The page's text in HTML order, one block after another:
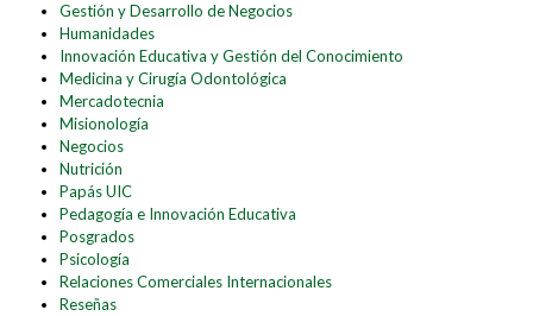
Gestión y Desarrollo de Negocios
Humanidades
Innovación Educativa y Gestión del Conocimiento
Medicina y Cirugía Odontológica
Mercadotecnia
Misionología
Negocios
Nutrición
Papás UIC
Pedagogía e Innovación Educativa
Posgrados
Psicología
Relaciones Comerciales Internacionales
Reseñas